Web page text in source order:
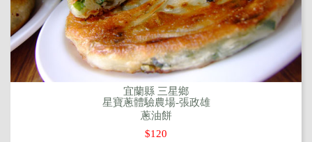
宜蘭縣 三星鄉
星寶蔥體驗農場-張政雄
蔥油餅
$120